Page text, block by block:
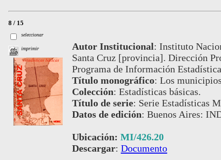
8 / 15
seleccionar
imprimir Autor Institucional: Instituto
Santa Cruz [provincia]. Dirección
Programa de Información
Título monográfico: Los
Colección: Estadísticas básicas.
Título de serie: Serie Estadísticas
Datos de edición: Buenos Aires:
Ubicación: MI/426.20
Descargar: Documento